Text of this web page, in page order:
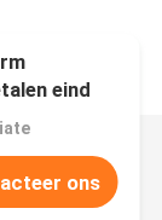
eind
ons